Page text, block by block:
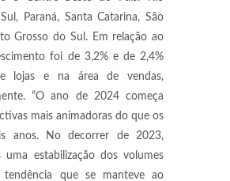
Paraná, Santa Catarina, São
Grosso do Sul. Em relação ao
foi de 3,2% e de 2,4%
lojas e na área de vendas,
“O ano de 2024 começa
mais animadoras do que os
anos. No decorrer de 2023,
uma estabilização dos volumes
tendência que se manteve ao